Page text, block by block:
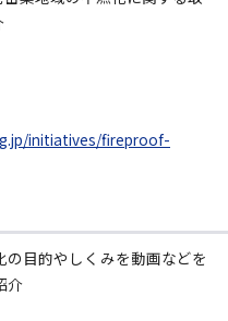
initiatives/fireproof-
の目的やしくみを動画などを
介